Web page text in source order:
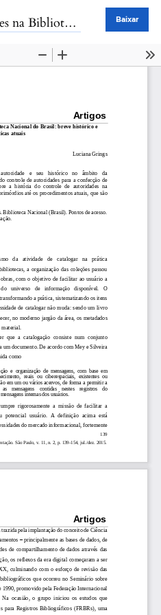
Artigo
histórico e práticas atuais Baixar